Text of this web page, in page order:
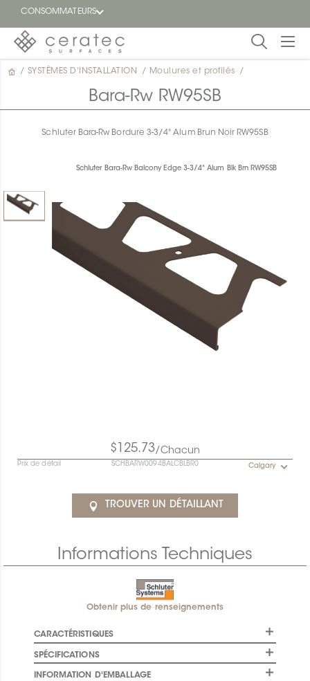
CONSOMMATEURS
En
vedette
un
/ SYSTÈMES D'INSTALLATION / Moulures et profilés /
Bara-Rw RW95SB
Schluter Bara-Rw Bordure 3-3/4" Alum Brun Noir RW95SB
Schluter Bara-Rw Balcony Edge 3-3/4" Alum Blk Brn RW95SB
$125.73/Chacun
Prix de détail SCHBARW0094BALCBLBR0 Calgary
TROUVER UN DÉTAILLANT
Informations Techniques
Obtenir plus de renseignements
CARACTÉRISTIQUES
SPÉCIFICATIONS
INFORMATION D'EMBALLAGE